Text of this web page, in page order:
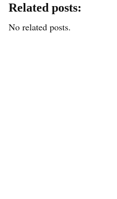
Related posts:
No related posts.